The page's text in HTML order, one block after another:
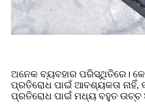
ଅନେକ ବ୍ୟବହାର ପରିସ୍ଥିତିରେ।
ପ୍ରତିରୋଧ ପାଇଁ ଆବଶ୍ୟକତା ନାହିଁ,
ପ୍ରତିରୋଧ ପାଇଁ ମଧ୍ୟ ବହୁତ ଉଚ୍ଚ